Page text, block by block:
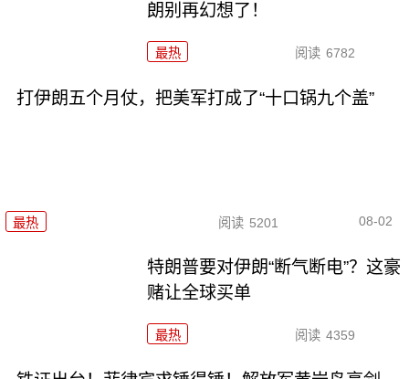
朗别再幻想了！
最热 阅读 6782
打伊朗五个月仗，把美军打成了“十口锅九个盖”
最热 阅读 5201 08-02
特朗普要对伊朗“断气断电”？这豪
赌让全球买单
最热 阅读 4359